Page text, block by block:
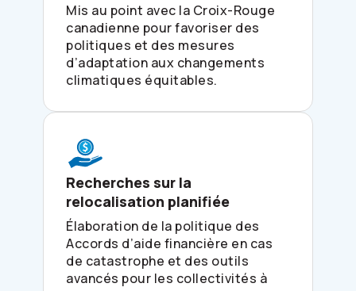
Mis au point avec la Croix-Rouge
canadienne pour favoriser des
politiques et des mesures
d’adaptation aux changements
climatiques équitables.
Recherches sur la
relocalisation planifiée
Élaboration de la politique des
Accords d’aide financière en cas
de catastrophe et des outils
avancés pour les collectivités à